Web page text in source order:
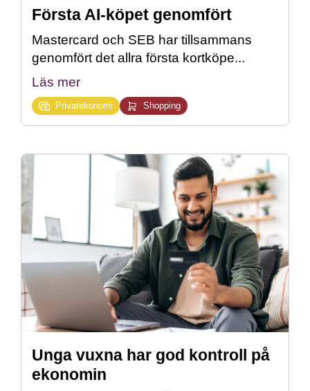
Första AI-köpet genomfört
Mastercard och SEB har tillsammans
genomfört det allra första kortköpe...
Läs mer
Privatekonomi Shopping
Unga vuxna har god kontroll på
ekonomin